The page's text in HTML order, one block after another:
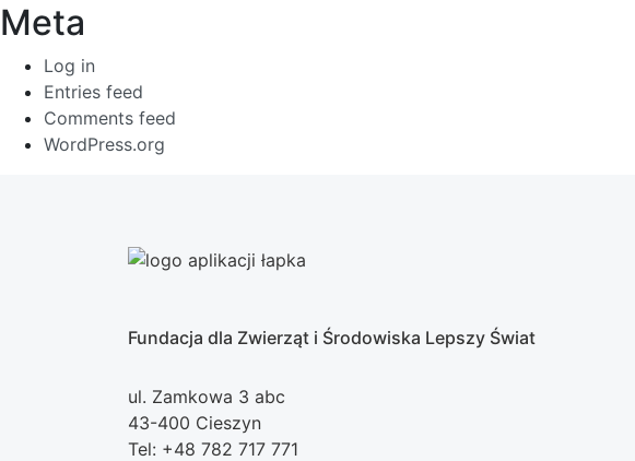
Meta
Log in
Entries feed
Comments feed
WordPress.org
Fundacja dla Zwierząt i Środowiska Lepszy Świat
ul. Zamkowa 3 abc
43-400 Cieszyn
Tel: +48 782 717 771